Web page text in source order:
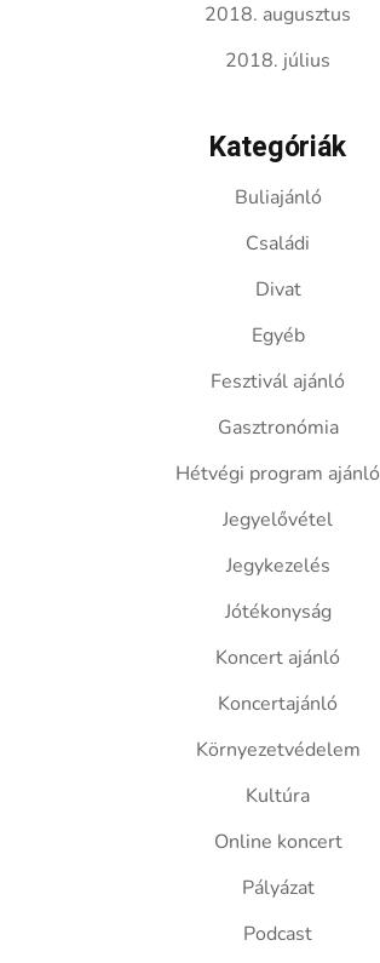
2018. augusztus
2018. július
Kategóriák
Buliajánló
Családi
Divat
Egyéb
Fesztivál ajánló
Gasztronómia
Hétvégi program ajánló
Jegyelővétel
Jegykezelés
Jótékonyság
Koncert ajánló
Koncertajánló
Környezetvédelem
Kultúra
Online koncert
Pályázat
Podcast